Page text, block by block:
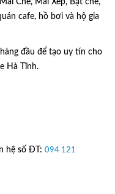
Che, Mái Xếp, Bạt che,
cafe, hồ bơi và hộ gia
hàng đầu để tạo uy tín cho
Hà Tĩnh.
hệ số ĐT: 094 121